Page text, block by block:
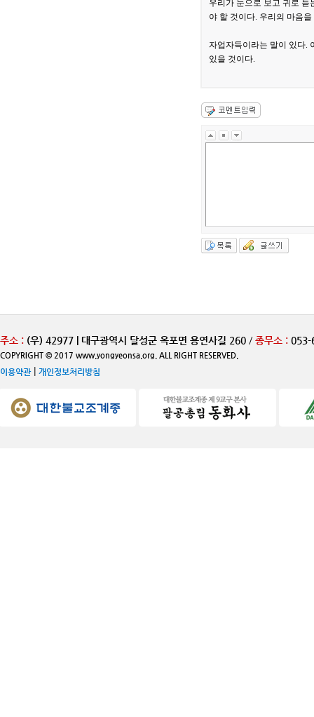
우리가 눈으로 보고 귀로
야 할 것이다. 우리의 마음
자업자득이라는 말이 있다.
있을 것이다.
주소 : (우) 42977 | 대구광역시 달성군 옥포면 용연사길 260 / 종무소 : 053-
COPYRIGHT © 2017 www.yongyeonsa.org. ALL RIGHT RESERVED.
이용약관| 개인정보처리방침